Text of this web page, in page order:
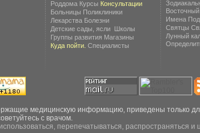
Роддома Курсы Консультации
Больницы Поликлиники
Лекарства Болезни
Детские сады, ясли Школы
Группы развития Магазины
Куда пойти. Специалисты
Восточный
Имена
Святцы
Лунный
медицинскую информацию, приведены только
с врачом.
перепечатываться, распространяться